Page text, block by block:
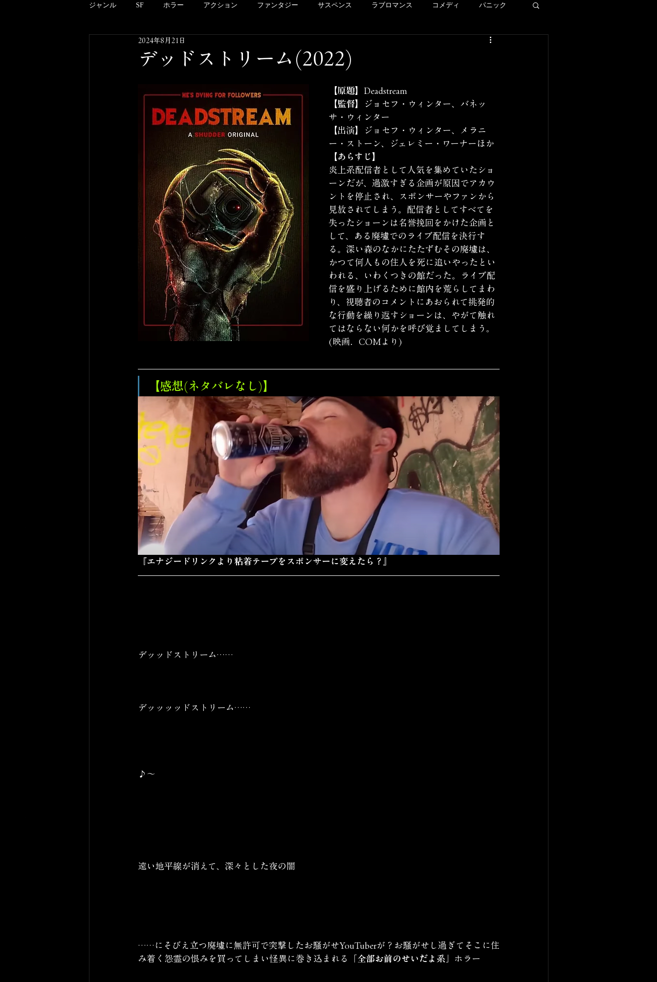
ジャンル SF ホラー アクション ファンタジー サスペンス ラブロマンス コメディ パニック
アニメーション ドキュメンタリー
酒のツマミにならない映画のこと イッキ見シリーズ 未体験ゾーンの映画たち
デッドストリーム(2022)
2024年8月21日
【原題】 Deadstream
【監督】
ジョセフ・ウィンター、バネッ
サ・ウィンター
【出演】ジョセフ・ウィンター、メラニ
ー・ストーン、ジェレミー・ワーナーほか
【あらすじ】
炎上系配信者として人気を集めていたショ
ーンだが、過激すぎる企画が原因でアカウ
ントを停止され、スポンサーやファンから
見放されてしまう。配信者としてすべてを
失ったショーンは名誉挽回をかけた企画と
して、ある廃墟でのライブ配信を決行す
る。深い森のなかにたたずむその廃墟は、
かつて何人もの住人を死に追いやったとい
われる、いわくつきの館だった。ライブ配
信を盛り上げるために館内を荒らしてまわ
り、視聴者のコメントにあおられて挑発的
な行動を繰り返すショーンは、やがて触れ
てはならない何かを呼び覚ましてしまう。
(映画．COMより)
【感想(ネタバレなし)】
『エナジードリンクより粘着テープをスポンサーに変えたら？』
デッッドストリーム……
デッッッッドストリーム……
♪〜
遠い地平線が消えて、深々とした夜の闇
……にそびえ立つ廃墟に無許可で突撃したお騒がせYouTuberが？お騒がせし過ぎてそこに住
み着く怨霊の恨みを買ってしまい怪異に巻き込まれる
「全部お前のせいだよ系」 ホラー